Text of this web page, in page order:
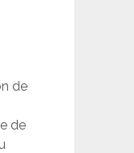
de
de